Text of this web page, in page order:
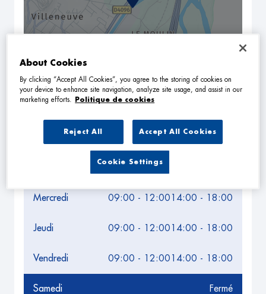
09:00 - 12:00
09:00 - 12:00
Mercredi 09:00 - 12:00 14:00 - 18:00
Jeudi 09:00 - 12:00 14:00 - 18:00
Vendredi 09:00 - 12:00 14:00 - 18:00
Samedi Fermé
NAVIGUER ITINÉRAIRE
About Cookies
By clicking “Accept All Cookies”, you agree to the storing of cookies on
your device to enhance site navigation, analyze site usage, and assist in our
marketing efforts.
Politique de cookies
Reject All Accept All Cookies
Cookie Settings